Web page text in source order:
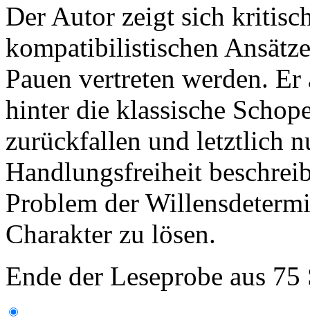
Der Autor zeigt sich
kompatibilistischen
Pauen vertreten werden.
hinter die klassische
zurückfallen und letztlich
Handlungsfreiheit
Problem der
Charakter zu lösen.
Ende der Leseprobe aus